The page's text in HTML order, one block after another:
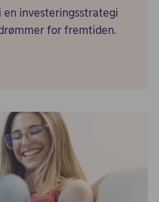
en investeringsstrategi
for fremtiden.